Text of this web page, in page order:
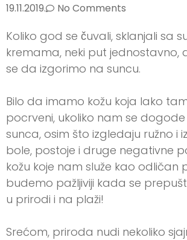
19.11.2019. No Comments
Koliko god se čuvali, sklanjali sa
kremama, neki put jednostavno,
se da izgorimo na suncu.
Bilo da imamo kožu koja lako
pocrveni, ukoliko nam se
sunca, osim što izgledaju ružno i
bole, postoje i druge negativne
kožu koje nam služe kao odličan
budemo pažljiviji kada se
u prirodi i na plaži!
Srećom, priroda nudi nekoliko